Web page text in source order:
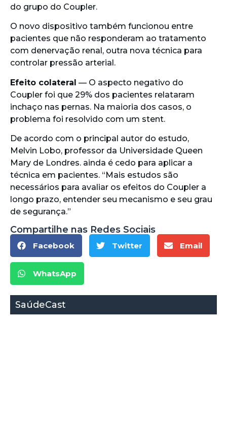
do grupo do Coupler.
O novo dispositivo também funcionou entre
pacientes que não responderam ao tratamento
com denervação renal, outra nova técnica para
controlar pressão arterial. ​
Efeito colateral — O aspecto negativo do
Coupler foi que 29% dos pacientes relataram
inchaço nas pernas. Na maioria dos casos, o
problema foi resolvido com um stent.
De acordo com o principal autor do estudo,
Melvin Lobo, professor da Universidade Queen
Mary de Londres. ainda é cedo para aplicar a
técnica em pacientes. “Mais estudos são
necessários para avaliar os efeitos do Coupler a
longo prazo, entender seu mecanismo e seu grau
de segurança.”
Compartilhe nas Redes Sociais
Facebook Twitter Email
WhatsApp
SaúdeCast